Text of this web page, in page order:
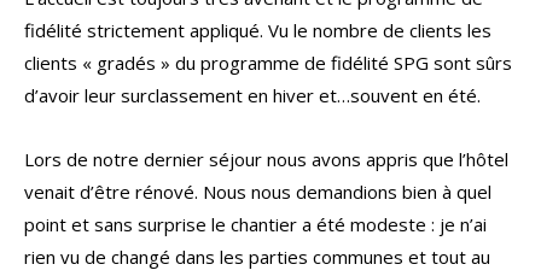
fidélité strictement appliqué. Vu le nombre de clients les
clients « gradés » du programme de fidélité SPG sont sûrs
d’avoir leur surclassement en hiver et…souvent en été.
Lors de notre dernier séjour nous avons appris que l’hôtel
venait d’être rénové. Nous nous demandions bien à quel
point et sans surprise le chantier a été modeste : je n’ai
rien vu de changé dans les parties communes et tout au